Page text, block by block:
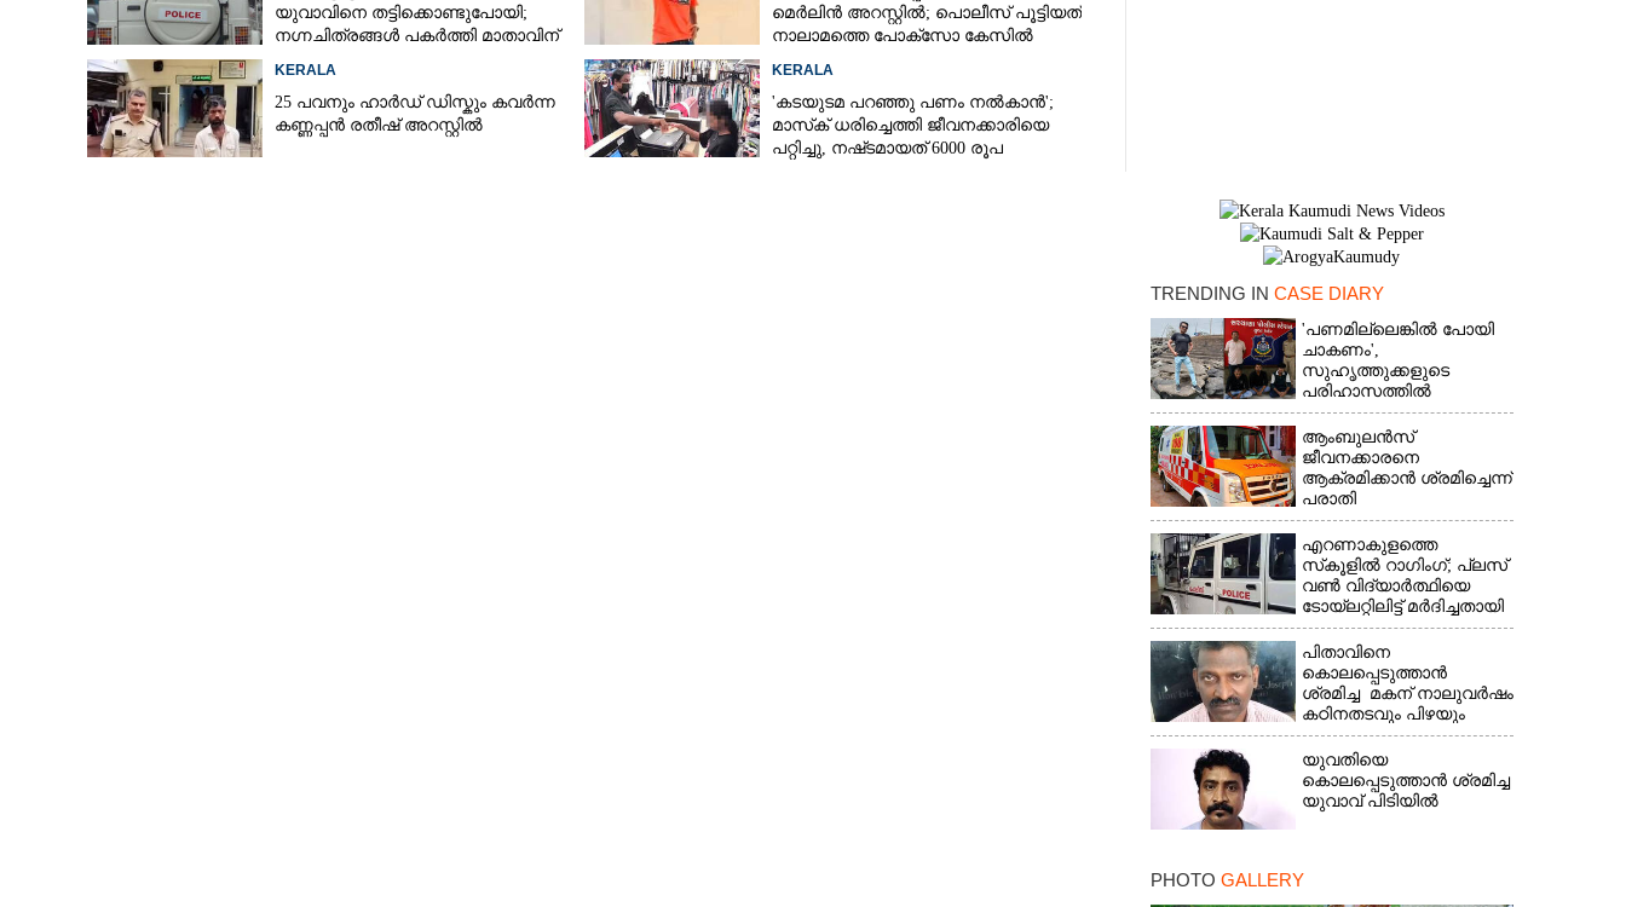
യുവാവിനെ തട്ടിക്കൊണ്ടുപോയി;
നഗ്നചിത്രങ്ങൾ പകർത്തി മാതാവിന്
മെർലിൻ അറസ്റ്റിൽ; പൊലീസ് പൂട്ടിയത്
നാലാമത്തെ പോക്‌സോ കേസിൽ
KERALA
25 പവനും ഹാർഡ് ഡിസ്കും കവർന്ന
കണ്ണപ്പൻ രതീഷ് അറസ്റ്റിൽ
KERALA
'കടയുടമ പറഞ്ഞു പണം നൽകാൻ';
മാസ്‌ക് ധരിച്ചെത്തി ജീവനക്കാരിയെ
പറ്റിച്ചു, നഷ്‌ടമായത് 6000 രൂപ
TRENDING IN CASE DIARY
'പണമില്ലെങ്കിൽ പോയി
ചാകണം',
സുഹൃത്തുക്കളുടെ
പരിഹാസത്തിൽ
വ്യവസായിയുടെ
ആത്മഹത്യ, മൂന്ന് പേർ
അറസ്റ്റിൽ
ആംബുലൻസ്
ജീവനക്കാരനെ
ആക്രമിക്കാൻ ശ്രമിച്ചെന്ന്
പരാതി
എറണാകുളത്തെ
സ്‌കൂളിൽ റാഗിംഗ്; പ്ലസ്
വൺ വിദ്യാർത്ഥിയെ
ടോയ്‌ലറ്റിലിട്ട് മർദിച്ചതായി
പരാതി
പിതാവിനെ
കൊലപ്പെടുത്താൻ
ശ്രമിച്ച മകന് നാലുവർഷം
കഠിനതടവും പിഴയും
യുവതിയെ
കൊലപ്പെടുത്താൻ ശ്രമിച്ച
യുവാവ് പിടിയിൽ
PHOTO GALLERY
×